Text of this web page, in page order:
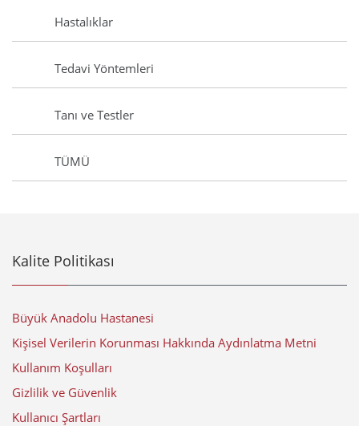
Hastalıklar
Tedavi Yöntemleri
Tanı ve Testler
TÜMÜ
Kalite Politikası
Büyük Anadolu Hastanesi
Kişisel Verilerin Korunması Hakkında Aydınlatma Metni
Kullanım Koşulları
Gizlilik ve Güvenlik
Kullanıcı Şartları